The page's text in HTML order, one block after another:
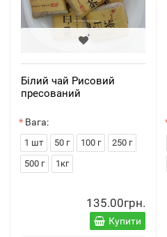
Білий чай Рисовий
пресований
Вага:
1 шт 50 г 100 г
250 г
500 г
1кг
135.00грн.
Купити